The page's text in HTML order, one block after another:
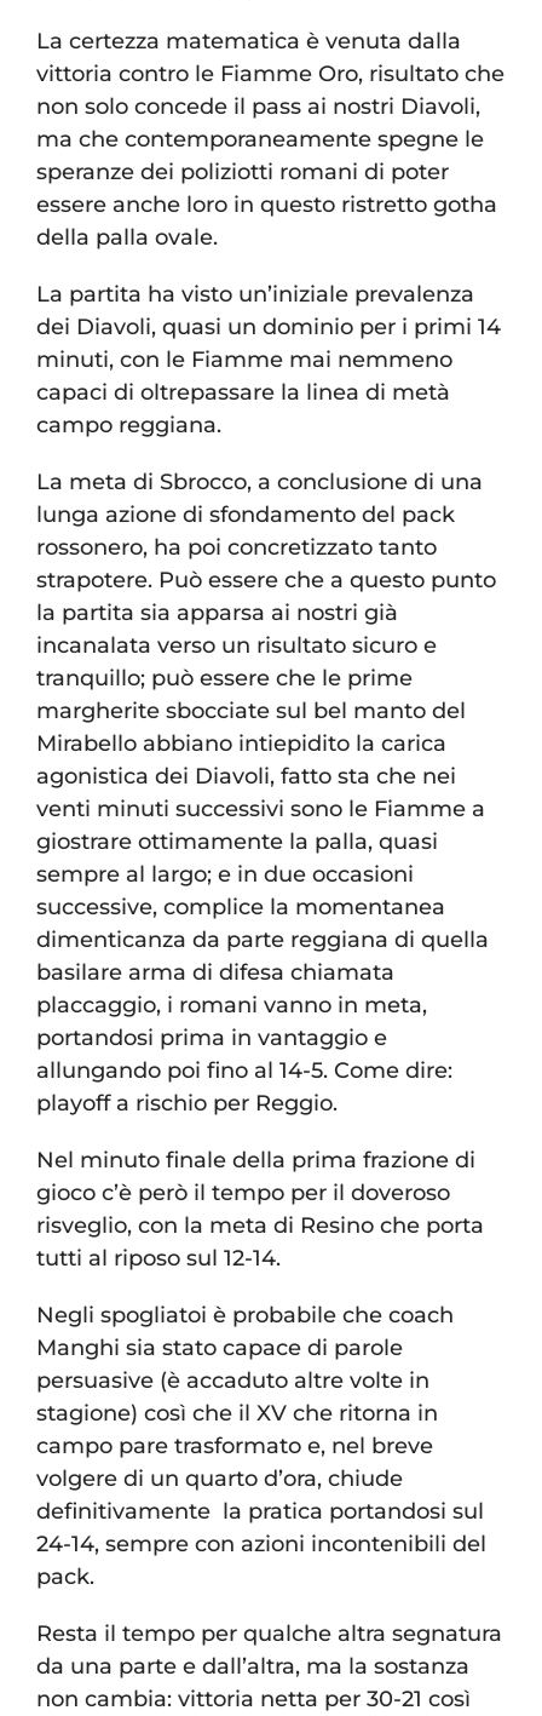
La certezza matematica è venuta dalla
vittoria contro le Fiamme Oro, risultato che
non solo concede il pass ai nostri Diavoli,
ma che contemporaneamente spegne le
speranze dei poliziotti romani di poter
essere anche loro in questo ristretto gotha
della palla ovale.
La partita ha visto un’iniziale prevalenza
dei Diavoli, quasi un dominio per i primi 14
minuti, con le Fiamme mai nemmeno
capaci di oltrepassare la linea di metà
campo reggiana.
La meta di Sbrocco, a conclusione di una
lunga azione di sfondamento del pack
rossonero, ha poi concretizzato tanto
strapotere. Può essere che a questo punto
la partita sia apparsa ai nostri già
incanalata verso un risultato sicuro e
tranquillo; può essere che le prime
margherite sbocciate sul bel manto del
Mirabello abbiano intiepidito la carica
agonistica dei Diavoli, fatto sta che nei
venti minuti successivi sono le Fiamme a
giostrare ottimamente la palla, quasi
sempre al largo; e in due occasioni
successive, complice la momentanea
dimenticanza da parte reggiana di quella
basilare arma di difesa chiamata
placcaggio, i romani vanno in meta,
portandosi prima in vantaggio e
allungando poi fino al 14-5. Come dire:
playoff a rischio per Reggio.
Nel minuto finale della prima frazione di
gioco c’è però il tempo per il doveroso
risveglio, con la meta di Resino che porta
tutti al riposo sul 12-14.
Negli spogliatoi è probabile che coach
Manghi sia stato capace di parole
persuasive (è accaduto altre volte in
stagione) così che il XV che ritorna in
campo pare trasformato e, nel breve
volgere di un quarto d’ora, chiude
definitivamente la pratica portandosi sul
24-14, sempre con azioni incontenibili del
pack.
Resta il tempo per qualche altra segnatura
da una parte e dall’altra, ma la sostanza
non cambia: vittoria netta per 30-21 così